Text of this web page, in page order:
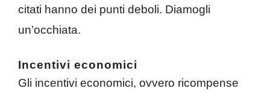
citati hanno dei punti deboli. Diamogli
un’occhiata.
Incentivi economici
Gli incentivi economici, ovvero ricompense